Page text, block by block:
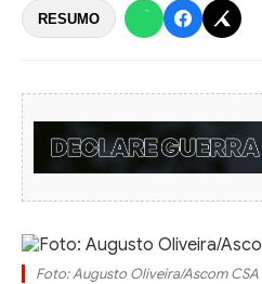
RESUMO
Foto: Augusto Oliveira/Ascom CSA